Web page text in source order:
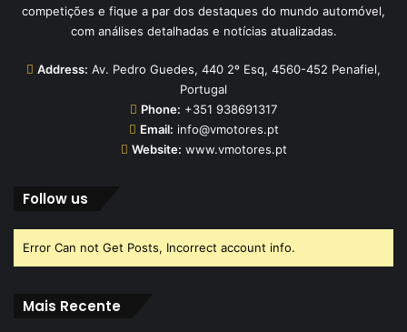
competições e fique a par dos destaques do mundo automóvel,
com análises detalhadas e notícias atualizadas.
Address: Av. Pedro Guedes, 440 2º Esq, 4560-452 Penafiel,
Portugal
Phone: +351 938691317
Email: info@vmotores.pt
Website: www.vmotores.pt
Follow us
Error Can not Get Posts, Incorrect account info.
Mais Recente